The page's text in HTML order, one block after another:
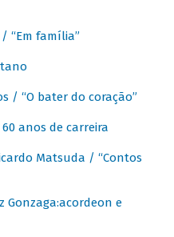
“Em família”
/ “O bater do coração”
anos de carreira
Matsuda / “Contos
Gonzaga:acordeon e